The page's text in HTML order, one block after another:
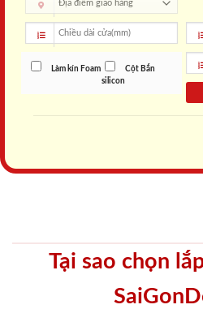
Làm kín Foam
Cột Bắn
silicon
Tại sao chọn